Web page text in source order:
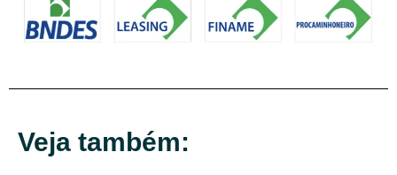
Veja também: